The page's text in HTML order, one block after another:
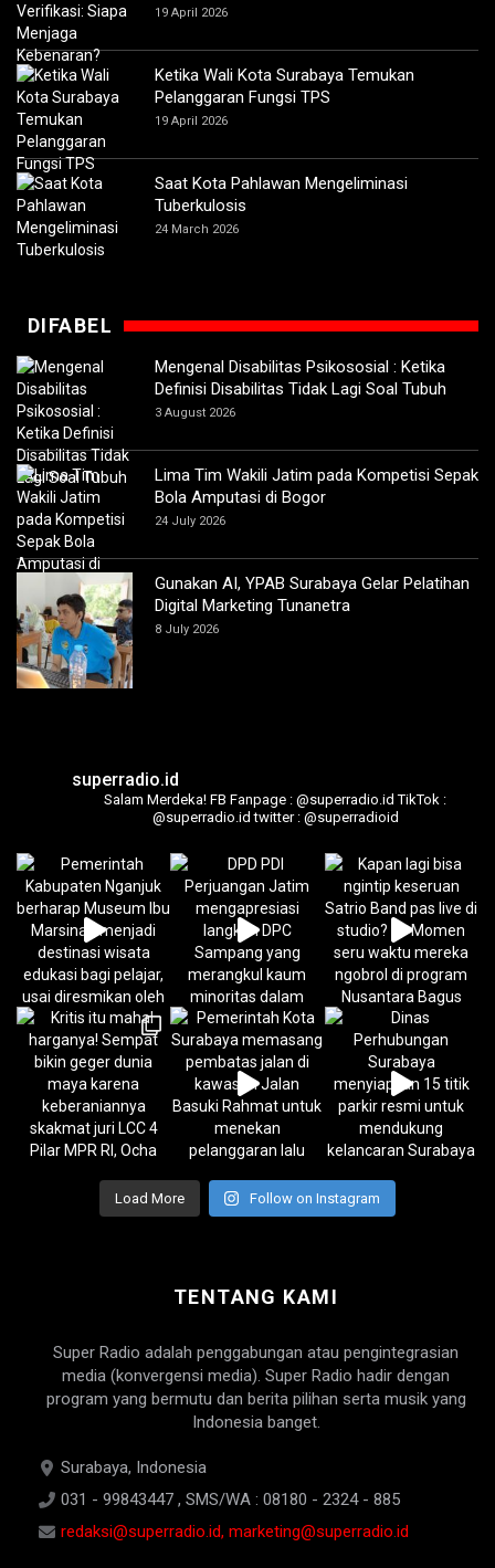
19 April 2026
Ketika Wali Kota Surabaya Temukan
Pelanggaran Fungsi TPS
19 April 2026
Saat Kota Pahlawan Mengeliminasi
Tuberkulosis
24 March 2026
DIFABEL
Mengenal Disabilitas Psikososial : Ketika
Definisi Disabilitas Tidak Lagi Soal Tubuh
3 August 2026
Lima Tim Wakili Jatim pada Kompetisi Sepak
Bola Amputasi di Bogor
24 July 2026
Gunakan AI, YPAB Surabaya Gelar Pelatihan
Digital Marketing Tunanetra
8 July 2026
superradio.id
Salam Merdeka! FB Fanpage : @superradio.id TikTok :
@superradio.id twitter : @superradioid
Load More Follow on Instagram
TENTANG KAMI
Super Radio adalah penggabungan atau pengintegrasian
media (konvergensi media). Super Radio hadir dengan
program yang bermutu dan berita pilihan serta musik yang
Indonesia banget.
Surabaya, Indonesia
031 - 99843447 , SMS/WA : 08180 - 2324 - 885
redaksi@superradio.id, marketing@superradio.id